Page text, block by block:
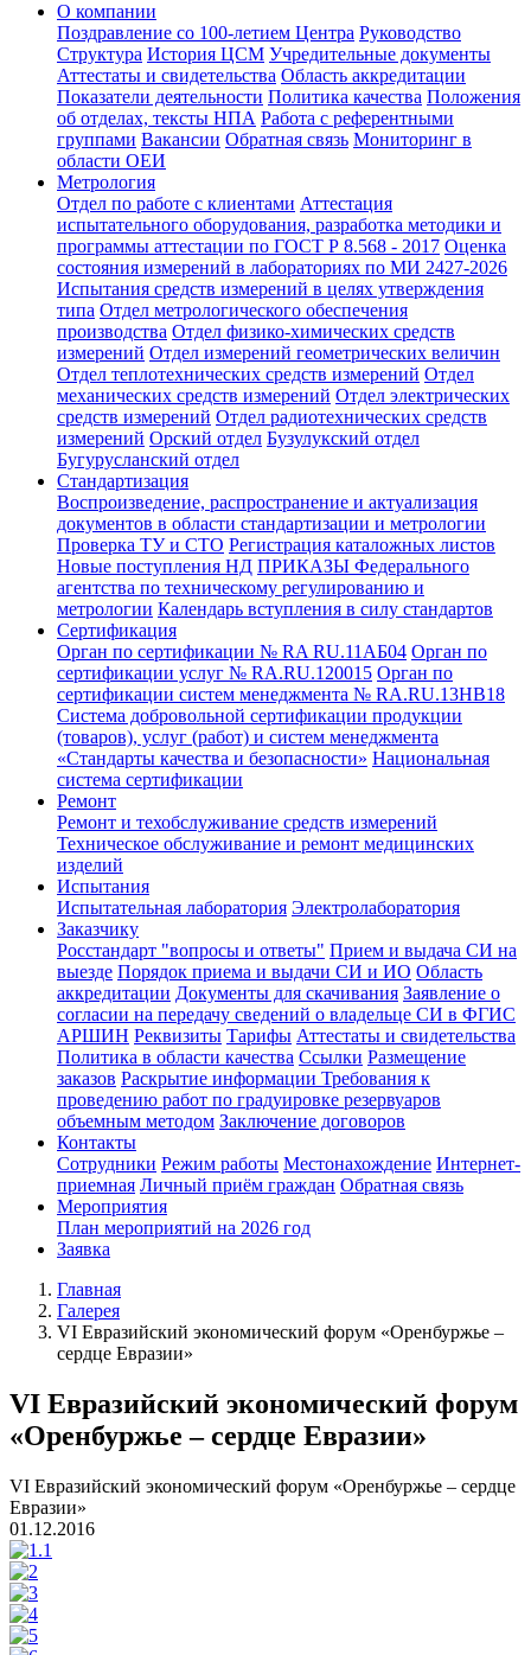
О компании
Поздравление со 100-летием Центра Руководство
Структура История ЦСМ Учредительные документы
Аттестаты и свидетельства Область аккредитации
Показатели деятельности Политика качества Положения
об отделах, тексты НПА Работа с референтными
группами Вакансии Обратная связь Мониторинг в
области ОЕИ
Метрология
Отдел по работе с клиентами Аттестация
испытательного оборудования, разработка методики и
программы аттестации по ГОСТ Р 8.568 - 2017 Оценка
состояния измерений в лабораториях по МИ 2427-2026
Испытания средств измерений в целях утверждения
типа Отдел метрологического обеспечения
производства Отдел физико-химических средств
измерений Отдел измерений геометрических величин
Отдел теплотехнических средств измерений Отдел
механических средств измерений Отдел электрических
средств измерений Отдел радиотехнических средств
измерений Орский отдел Бузулукский отдел
Бугурусланский отдел
Стандартизация
Воспроизведение, распространение и актуализация
документов в области стандартизации и метрологии
Проверка ТУ и СТО Регистрация каталожных листов
Новые поступления НД ПРИКАЗЫ Федерального
агентства по техническому регулированию и
метрологии Календарь вступления в силу стандартов
Сертификация
Орган по сертификации № RA RU.11АБ04 Орган по
сертификации услуг № RA.RU.120015 Орган по
сертификации систем менеджмента № RA.RU.13HB18
Система добровольной сертификации продукции
(товаров), услуг (работ) и систем менеджмента
«Стандарты качества и безопасности» Национальная
система сертификации
Ремонт
Ремонт и техобслуживание средств измерений
Техническое обслуживание и ремонт медицинских
изделий
Испытания
Испытательная лаборатория Электролаборатория
Заказчику
Росстандарт "вопросы и ответы" Прием и выдача СИ на
выезде Порядок приема и выдачи СИ и ИО Область
аккредитации Документы для скачивания Заявление о
согласии на передачу сведений о владельце СИ в ФГИС
АРШИН Реквизиты Тарифы Аттестаты и свидетельства
Политика в области качества Ссылки Размещение
заказов Раскрытие информации Требования к
проведению работ по градуировке резервуаров
объемным методом Заключение договоров
Контакты
Сотрудники Режим работы Местонахождение Интернет-
приемная Личный приём граждан Обратная связь
Мероприятия
План мероприятий на 2026 год
Заявка
Главная
Галерея
VI Евразийский экономический форум «Оренбуржье –
сердце Евразии»
VI Евразийский экономический форум
«Оренбуржье – сердце Евразии»
VI Евразийский экономический форум «Оренбуржье – сердце
Евразии»
01.12.2016